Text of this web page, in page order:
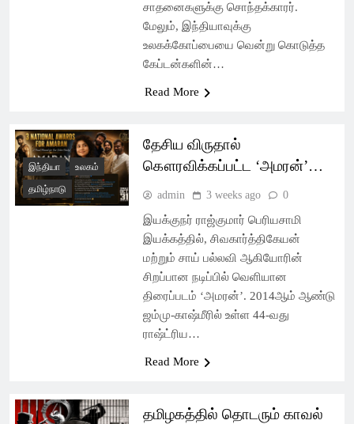
சாதனைகளுக்கு சொந்தக்காரர்.
மேலும், இந்தியாவுக்கு
உலகக்கோப்பையை வென்று கொடுத்த
கேப்டன்களின்…
Read More
இந்தியா
உலகம்
தமிழ்நாடு
தேசிய விருதால்
கௌரவிக்கப்பட்ட ‘அமரன்’…
admin 3 weeks ago 0
இயக்குநர் ராஜ்குமார் பெரியசாமி
இயக்கத்தில், சிவகார்த்திகேயன்
மற்றும் சாய் பல்லவி ஆகியோரின்
சிறப்பான நடிப்பில் வெளியான
திரைப்படம் ‘அமரன்’. 2014ஆம் ஆண்டு
ஜம்மு-காஷ்மீரில் உள்ள 44-வது
ராஷ்ட்ரிய…
Read More
தமிழகத்தில் தொடரும் காவல்